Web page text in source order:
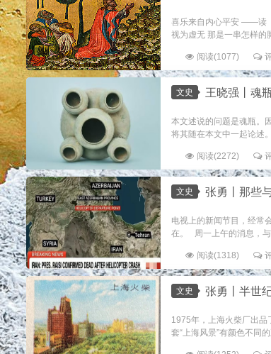
喜乐来自内心平安 ——读
视为虚无 那是一串怎样的
阅读(1077)
文史 王晓强丨魂瓶
本文述说的问题是魂瓶。
将其随在本文中一起论述
阅读(2272)
文史 张勇丨那些
电视上的新闻节目，经常
在。 周一上午的消息，
阅读(1318)
文史 张勇丨半世
1975年，上海火柴厂出品
套“上海风景”有颜色不同